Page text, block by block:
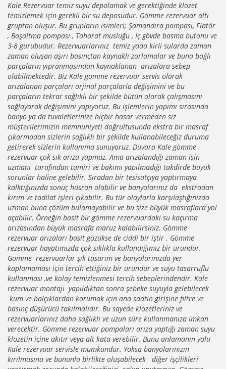
Kale Rezervuar temiz suyu depolamak ve gerektiğinde klozet
temizlemek için gerekli bir su deposudur. Gömme rezervuar altı
gruptan oluşur. Bu grupların isimleri; Şamandıra pompası, Flatör
, Boşaltma pompası , Taharat musluğu , İç gövde basma butonu ve
3-8 gurubudur. Rezervuarlarınız temiz yada kirli sularda zaman
zaman oluşan aşırı basınçtan kaynaklı zorlamalar ve buna bağlı
parçaların yıpranmasından kaynaklanan arızalara sebep
olabilmektedir. Biz Kale gömme rezervuar servis olarak
arızalanan parçaları orjinal parçalarla değişimini ve bu
parçaların tekrar sağlıklı bir şekilde bütün olarak çalışmasını
sağlayarak değişimini yapıyoruz. Bu işlemlerin yapımı sırasında
banyo ya da tuvaletlerinize hiçbir hasar vermeden siz
müşterilerimizin memnuniyeti doğrultusunda ekstra bir masraf
çıkarmadan sizlerin sağlıklı bir şekilde kullanabileceğiz duruma
getirerek sizlerin kullanıma sunuyoruz. Duvara Kale gömme
rezervuar çok sık arıza yapmaz. Ama arızalandığı zaman işin
uzmanı tarafından tamiri ve bakımı yapılmadığı takdirde büyük
sorunlar haline gelebilir. Sıradan bir tesisatçıya yaptırmaya
kalktığınızda sonuç hüsran olabilir ve banyolarınız da ekstradan
kırım ve tadilat işleri çıkabilir. Bu tür olaylarla karşılaştığınızda
uzman buna çözüm bulamayabilir ve bu size büyük masraflara yol
açabilir. Örneğin basit bir gömme rezervuardaki su kaçırma
arızasından büyük masrafa maruz kalabilirsiniz. Gömme
rezervuar arızaları basit gözükse de ciddi bir iştir . Gömme
rezervuar hayatımızda çok sıklıkla kullandığımız bir üründür.
Gömme rezervuarlar şık tasarım ve banyolarınızda yer
kaplamaması için tercih ettiğiniz bir üründür ve suyu tasarruflu
kullanması ,ve kolay temizlenmesi tercih sebeplerindendir. Kale
rezervuar montajı yapıldıktan sonra şebeke suyuyla gelebilecek
kum ve balçıklardan korumak için ana saatin girişine filtre ve
basınç düşürücü takılmalıdır. Bu sayede klozetleriniz ve
rezervuarlarınız daha sağlıklı ve uzun süre kullanmanıza imkan
verecektir. Gömme rezervuar pompaları arıza yaptığı zaman suyu
klozetin içine akıtır veya alt kata verebilir. Bunu anlamanın yolu
Kale rezervuar servisle mümkündür. Yoksa banyolarınızın
kırılmasına ve bununla birlikte oluşabilecek diğer işçilikleri